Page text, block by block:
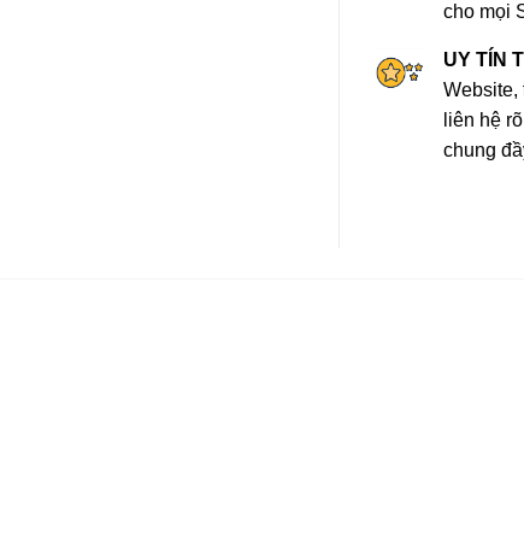
cho mọi
UY TÍN
Website,
liên hệ
chung